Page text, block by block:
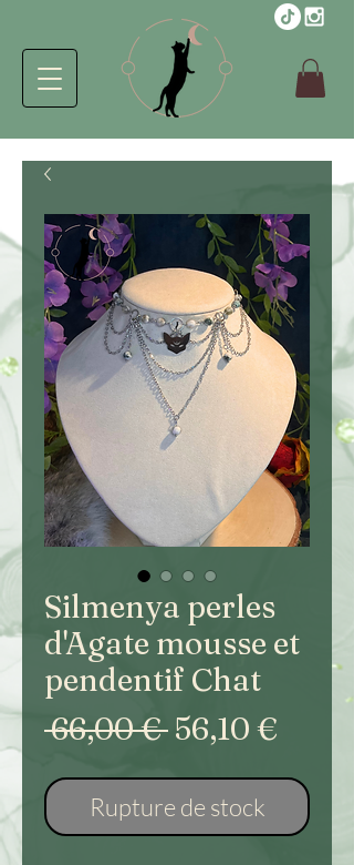
Silmenya perles
d'Agate mousse et
pendentif Chat
66,00 € Prix
original
56,10 €
Rupture de stock